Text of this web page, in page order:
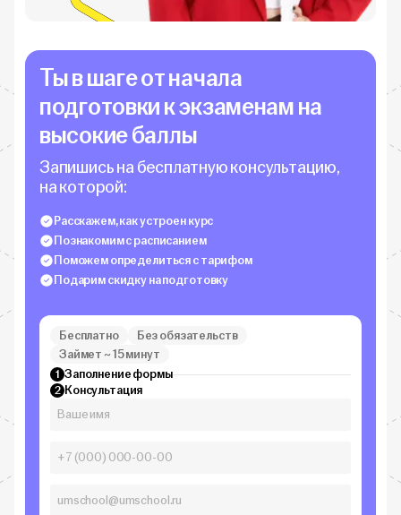
Ты в шаге от начала
подготовки к экзаменам на
высокие баллы
Запишись на бесплатную консультацию,
на которой:
Расскажем, как устроен курс
Познакомим с расписанием
Поможем определиться с тарифом
Подарим скидку на подготовку
Бесплатно
Без обязательств
Займет ~ 15 минут
1 Заполнение формы
2 Консультация